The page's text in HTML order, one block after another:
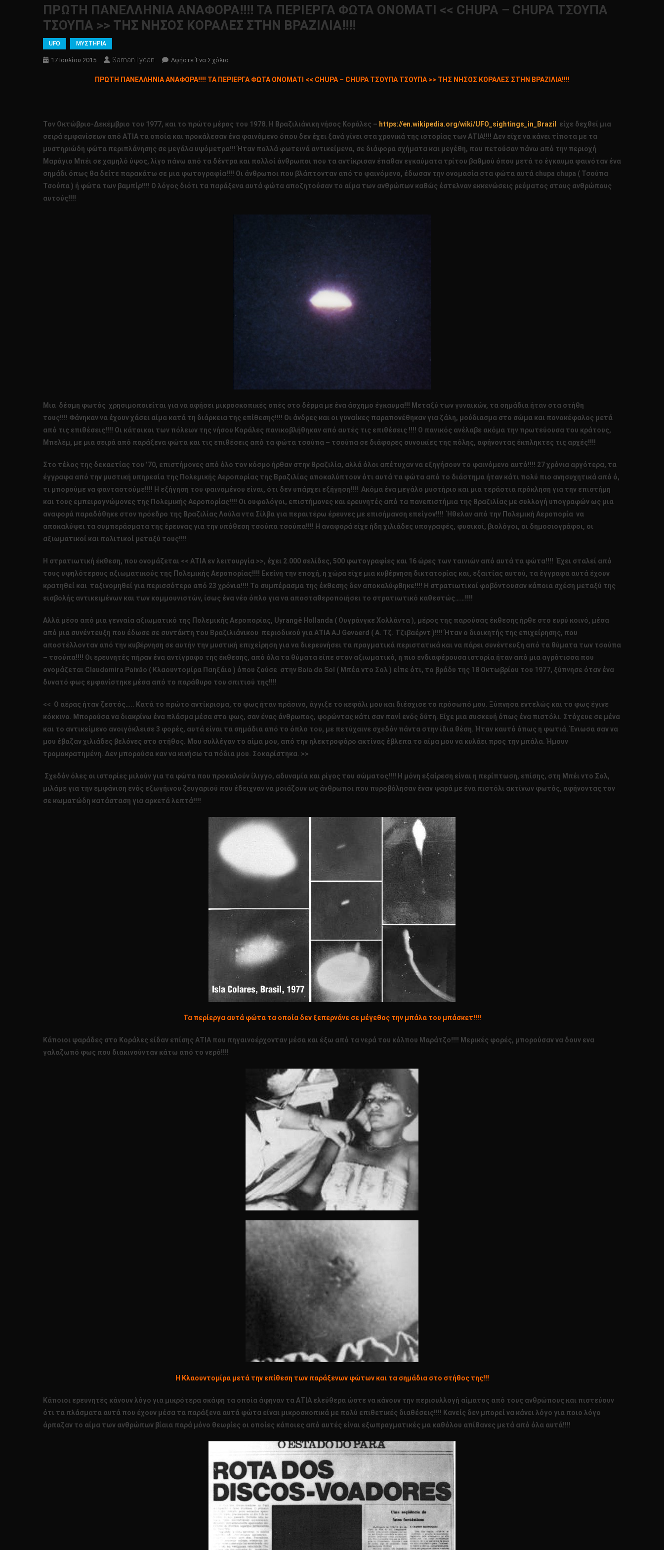
ΠΡΩΤΗ ΠΑΝΕΛΛΗΝΙΑ ΑΝΑΦΟΡΑ!!!! ΤΑ ΠΕΡΙΕΡΓΑ ΦΩΤΑ ΟΝΟΜΑΤΙ << CHUPA – CHUPA ΤΣΟΥΠΑ
ΤΣΟΥΠΑ >> ΤΗΣ ΝΗΣΟΣ ΚΟΡΑΛΕΣ ΣΤΗΝ ΒΡΑΖΙΛΙΑ!!!!
UFO ΜΥΣΤΗΡΙΑ
17 Ιουλίου 2015 Saman Lycan Αφήστε Ένα Σχόλιο
ΠΡΩΤΗ
ΠΕΡΙΕΡΓΑ
ΦΩΤΑ
ΟΝΟΜΑΤΙ
<<
CHUPA
–
ΠΡΩΤΗ ΠΑΝΕΛΛΗΝΙΑ ΑΝΑΦΟΡΑ!!!! ΤΑ ΠΕΡΙΕΡΓΑ ΦΩΤΑ ΟΝΟΜΑΤΙ << CHUPA – CHUPA ΤΣΟΥΠΑ ΤΣΟΥΠΑ >> ΤΗΣ ΝΗΣΟΣ ΚΟΡΑΛΕΣ ΣΤΗΝ ΒΡΑΖΙΛΙΑ!!!!
Τον Οκτώβριο-Δεκέμβριο του 1977, και το πρώτο μέρος του 1978. Η Βραζιλιάνικη νήσος Κοράλες – https://en.wikipedia.org/wiki/UFO_sightings_in_Brazil
είχε δεχθεί μια
σειρά εμφανίσεων από ΑΤΙΑ τα οποία και προκάλεσαν ένα φαινόμενο όπου δεν έχει ξανά γίνει στα χρονικά της ιστορίας των ΑΤΙΑ!!!! Δεν είχε να κάνει τίποτα με τα
μυστηριώδη φώτα περιπλάνησης σε μεγάλα υψόμετρα!!! Ήταν πολλά φωτεινά αντικείμενα, σε διάφορα σχήματα και μεγέθη, που πετούσαν πάνω από την περιοχή
Mαράγιο Μπέι σε χαμηλό ύψος, λίγο πάνω από τα δέντρα και πολλοί άνθρωποι που τα αντίκρισαν έπαθαν εγκαύματα τρίτου βαθμού όπου μετά το έγκαυμα φαινόταν ένα
σημάδι όπως θα δείτε παρακάτω σε μια φωτογραφία!!!! Οι άνθρωποι που βλάπτονταν από το φαινόμενο, έδωσαν την ονομασία στα φώτα αυτά chupa chupa ( Τσούπα
Τσούπα ) ή φώτα των βαμπίρ!!!! Ο λόγος διότι τα παράξενα αυτά φώτα αποζητούσαν το αίμα των ανθρώπων καθώς έστελναν εκκενώσεις ρεύματος στους ανθρώπους
αυτούς!!!!
Μια δέσμη φωτός χρησιμοποιείται για να αφήσει μικροσκοπικές οπές στο δέρμα με ένα άσχημο έγκαυμα!!! Μεταξύ των γυναικών, τα σημάδια ήταν στα στήθη
τους!!!! Φάνηκαν να έχουν χάσει αίμα κατά τη διάρκεια της επίθεσης!!!! Οι άνδρες και οι γυναίκες παραπονέθηκαν για ζάλη, μούδιασμα στο σώμα και πονοκέφαλος μετά
από τις επιθέσεις!!!! Οι κάτοικοι των πόλεων της νήσου Κοράλες πανικοβλήθηκαν από αυτές τις επιθέσεις !!!! Ο πανικός ανέλαβε ακόμα την πρωτεύουσα του κράτους,
Μπελέμ, με μια σειρά από παράξενα φώτα και τις επιθέσεις από τα φώτα τσούπα – τσούπα σε διάφορες συνοικίες της πόλης, αφήνοντας έκπληκτες τις αρχές!!!!
Στο τέλος της δεκαετίας του ’70, επιστήμονες από όλο τον κόσμο ήρθαν στην Βραζιλία, αλλά όλοι απέτυχαν να εξηγήσουν το φαινόμενο αυτό!!!! 27 χρόνια αργότερα, τα
έγγραφα από την μυστική υπηρεσία της Πολεμικής Αεροπορίας της Βραζιλίας αποκαλύπτουν ότι αυτά τα φώτα από το διάστημα ήταν κάτι πολύ πιο ανησυχητικά από ό,
τι μπορούμε να φανταστούμε!!!! Η εξήγηση του φαινομένου είναι, ότι δεν υπάρχει εξήγηση!!!! Ακόμα ένα μεγάλο μυστήριο και μια τεράστια πρόκληση για την επιστήμη
και τους εμπειρογνώμονες της Πολεμικής Αεροπορίας!!!! Οι ουφολόγοι, επιστήμονες και ερευνητές από τα πανεπιστήμια της Βραζιλίας με συλλογή υπογραφών ως μια
αναφορά παραδόθηκε στον πρόεδρο της Βραζιλίας Λούλα ντα Σίλβα για περαιτέρω έρευνες με επισήμανση επείγον!!!! Ήθελαν από την Πολεμική Αεροπορία να
αποκαλύψει τα συμπεράσματα της έρευνας για την υπόθεση τσούπα τσούπα!!!! Η αναφορά είχε ήδη χιλιάδες υπογραφές, φυσικοί, βιολόγοι, οι δημοσιογράφοι, οι
αξιωματικοί και πολιτικοί μεταξύ τους!!!!
Η στρατιωτική έκθεση, που ονομάζεται << ΑΤΙΑ εν λειτουργία >>, έχει 2.000 σελίδες, 500 φωτογραφίες και 16 ώρες των ταινιών από αυτά τα φώτα!!!! Έχει σταλεί από
τους υψηλότερους αξιωματικούς της Πολεμικής Αεροπορίας!!!! Εκείνη την εποχή, η χώρα είχε μια κυβέρνηση δικτατορίας και, εξαιτίας αυτού, τα έγγραφα αυτά έχουν
κρατηθεί και ταξινομηθεί για περισσότερο από 23 χρόνια!!!! Το συμπέρασμα της έκθεσης δεν αποκαλύφθηκε!!!! Η στρατιωτικοί φοβόντουσαν κάποια σχέση μεταξύ της
εισβολής αντικειμένων και των κομμουνιστών, ίσως ένα νέο όπλο για να αποσταθεροποιήσει το στρατιωτικό καθεστώς……!!!!
Αλλά μέσο από μια γενναία αξιωματικό της Πολεμικής Αεροπορίας, Uyrangê Hollanda ( Ουγράνγκε Χολλάντα ), μέρος της παρούσας έκθεσης ήρθε στο ευρύ κοινό, μέσα
από μια συνέντευξη που έδωσε σε συντάκτη του Βραζιλιάνικου περιοδικού για ΑΤΙΑ AJ Gevaerd ( Α. Τζ. Τζιβαέρντ )!!!! Ήταν ο διοικητής της επιχείρησης, που
αποστέλλονταν από την κυβέρνηση σε αυτήν την μυστική επιχείρηση για να διερευνήσει τα πραγματικά περιστατικά και να πάρει συνέντευξη από τα θύματα των τσούπα
– τσούπα!!!! Οι ερευνητές πήραν ένα αντίγραφο της έκθεσης, από όλα τα θύματα είπε στον αξιωματικό, η πιο ενδιαφέρουσα ιστορία ήταν από μια αγρότισσα που
ονομάζεται Claudomira Paixão ( Κλαουντομίρα Παηξάιο ) όπου ζούσε στην Baia do Sol ( Μπέα ντο Σολ ) είπε ότι, το βράδυ της 18 Οκτωβρίου του 1977, ξύπνησε όταν ένα
δυνατό φως εμφανίστηκε μέσα από το παράθυρο του σπιτιού της!!!!
<< Ο αέρας ήταν ζεστός….. Κατά το πρώτο αντίκρισμα, το φως ήταν πράσινο, άγγιξε το κεφάλι μου και διέσχισε το πρόσωπό μου. Ξύπνησα εντελώς και το φως έγινε
κόκκινο. Μπορούσα να διακρίνω ένα πλάσμα μέσα στο φως, σαν ένας άνθρωπος, φορώντας κάτι σαν πανί ενός δύτη. Είχε μια συσκευή όπως ένα πιστόλι. Στόχευε σε μένα
και το αντικείμενο ανοιγόκλεισε 3 φορές, αυτά είναι τα σημάδια από το όπλο του, με πετύχαινε σχεδόν πάντα στην ίδια θέση. Ήταν καυτό όπως η φωτιά. Ένιωσα σαν να
μου έβαζαν χιλιάδες βελόνες στο στήθος. Μου συλλέγαν το αίμα μου, από την ηλεκτροφόρο ακτίνας έβλεπα το αίμα μου να κυλάει προς την μπάλα. Ήμουν
τρομοκρατημένη. Δεν μπορούσα καν να κινήσω τα πόδια μου. Σοκαρίστηκα. >>
Σχεδόν όλες οι ιστορίες μιλούν για τα φώτα που προκαλούν ίλιγγο, αδυναμία και ρίγος του σώματος!!!! Η μόνη εξαίρεση είναι η περίπτωση, επίσης, στη Μπέι ντο Σολ,
μιλάμε για την εμφάνιση ενός εξωγήινου ζευγαριού που έδειχναν να μοιάζουν ως άνθρωποι που πυροβόλησαν έναν ψαρά με ένα πιστόλι ακτίνων φωτός, αφήνοντας τον
σε κωματώδη κατάσταση για αρκετά λεπτά!!!!
Τα περίεργα αυτά φώτα τα οποία δεν ξεπερνάνε σε μέγεθος την μπάλα του μπάσκετ!!!!
Κάποιοι ψαράδες στο Κοράλες είδαν επίσης ΑΤΙΑ που πηγαινοέρχονταν μέσα και έξω από τα νερά του κόλπου Μαράτζο!!!! Μερικές φορές, μπορούσαν να δουν ενα
γαλαζωπό φως που διακινούνταν κάτω από το νερό!!!!
Η Κλαουντομίρα μετά την επίθεση των παράξενων φώτων και τα σημάδια στο στήθος της!!!
Κάποιοι ερευνητές κάνουν λόγο για μικρότερα σκάφη τα οποία άφηναν τα ΑΤΙΑ ελεύθερα ώστε να κάνουν την περισυλλογή αίματος από τους ανθρώπους και πιστεύουν
ότι τα πλάσματα αυτά που έχουν μέσα τα παράξενα αυτά φώτα είναι μικροσκοπικά με πολύ επιθετικές διαθέσεις!!!! Κανείς δεν μπορεί να κάνει λόγο για ποιο λόγο
άρπαζαν το αίμα των ανθρώπων βίαια παρά μόνο θεωρίες οι οποίες κάποιες από αυτές είναι εξωπραγματικές μα καθόλου απίθανες μετά από όλα αυτά!!!!